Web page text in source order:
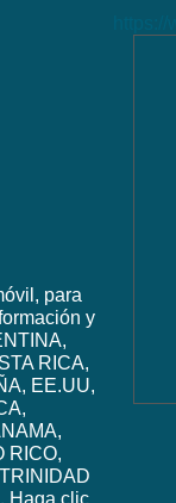
para
y
RICA,
EE.UU,
RICO,
Haga clic